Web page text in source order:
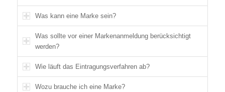
Was kann eine Marke sein?
Was sollte vor einer Markenanmeldung berücksichtigt
werden?
Wie läuft das Eintragungsverfahren ab?
Wozu brauche ich eine Marke?